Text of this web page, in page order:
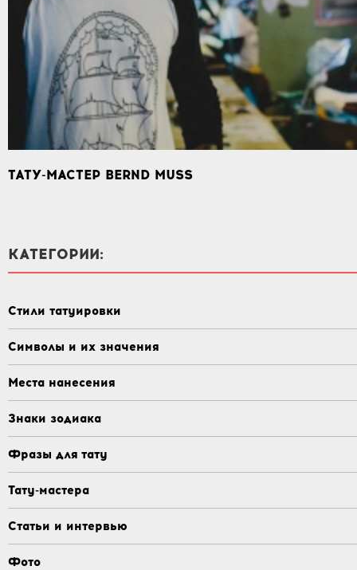
ТАТУ-МАСТЕР BERND MUSS
КАТЕГОРИИ:
Стили татуировки
Символы и их значения
Места нанесения
Знаки зодиака
Фразы для тату
Тату-мастера
Статьи и интервью
Фото